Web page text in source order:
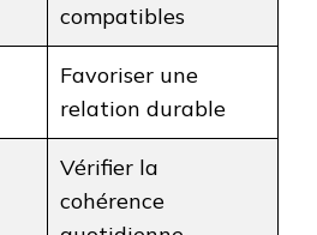
compatibles
Favoriser une
relation durable
Vérifier la
cohérence